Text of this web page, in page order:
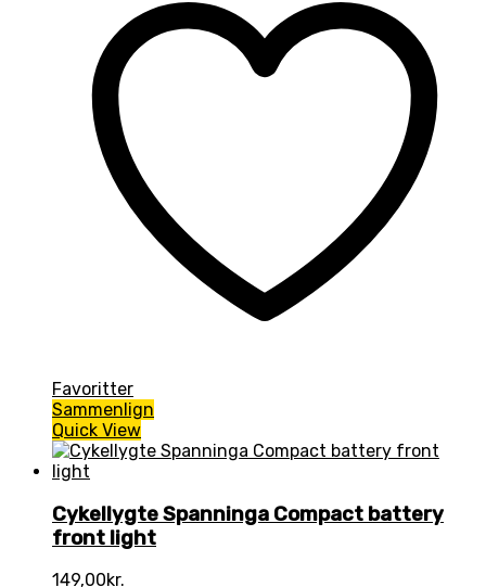
Favoritter
Sammenlign
Quick View
Cykellygte Spanninga Compact battery
front light
149,00kr.